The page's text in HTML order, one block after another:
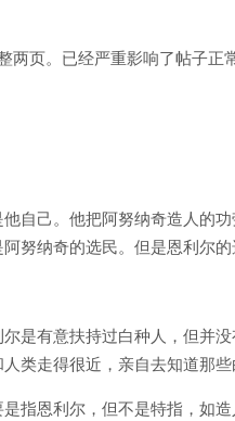
页。已经严重影响了帖子正
自己。他把阿努纳奇造人的
努纳奇的选民。但是恩利尔
是有意扶持过白种人，但并
类走得很近，亲自去知道那些
指恩利尔，但不是特指，如